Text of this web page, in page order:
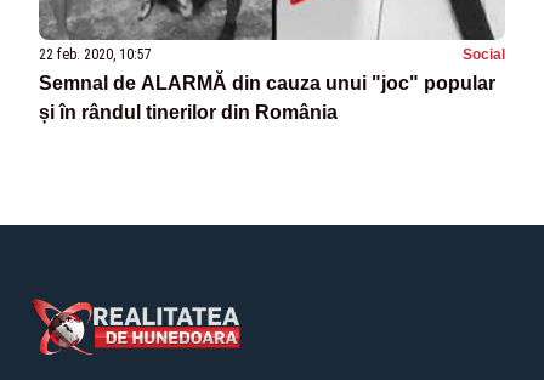
22 feb. 2020, 10:57 Social
Semnal de ALARMĂ din cauza unui "joc" popular
și în rândul tinerilor din România